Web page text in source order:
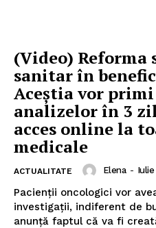
(Video) Reforma
sanitar în
Aceștia vor
analizelor în 3
acces online la
medicale
ACTUALITATE Elena -
Pacienții oncologici vor
investigații, indiferent de buget Guvernul
anunță faptul că va fi